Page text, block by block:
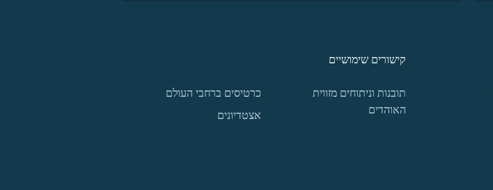
קישורים שימושיים
תובנות וניתוחים מזווית
האוהדים
כרטיסים ברחבי העולם
אצטדיונים